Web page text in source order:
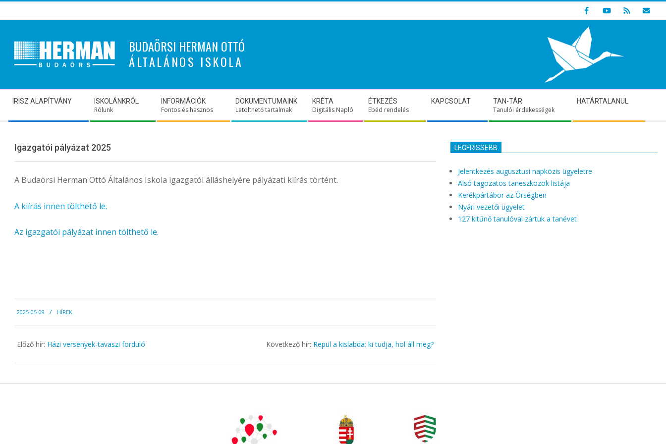
to
BUDAÖRSI HERMAN OTTÓ
ÁLTALÁNOS ISKOLA
Indulunk! Hamarosan újraindul oldalunk!
Navigation
Menu
IRISZ ALAPÍTVÁNY ISKOLÁNKRÓL
Rólunk
INFORMÁCIÓK
Fontos és hasznos
DOKUMENTUMAINK
Letölthető tartalmak
KRÉTA
Digitális Napló
ÉTKEZÉS
Ebéd rendelés
KAPCSOLAT TAN-TÁR
Tanulói érdekességek
HATÁRTALANUL
Igazgatói pályázat 2025
A Budaörsi Herman Ottó Általános Iskola igazgatói álláshelyére pályázati kiírás történt.
A kiírás innen tölthető le.
Az igazgatói pályázat innen tölthető le.
05-
09
2025-05-09 HÍREK
Előző hír: Házi versenyek-tavaszi forduló Következő hír: Repül a kislabda: ki tudja, hol áll meg?
LEGFRISSEBB
Jelentkezés augusztusi napközis ügyeletre
Alsó tagozatos taneszközök listája
Kerékpártábor az Őrségben
Nyári vezetői ügyelet
127 kitűnő tanulóval zártuk a tanévet